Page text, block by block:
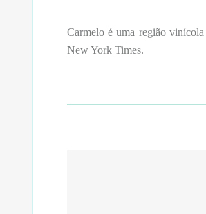
Carmelo é uma região
New York Times.